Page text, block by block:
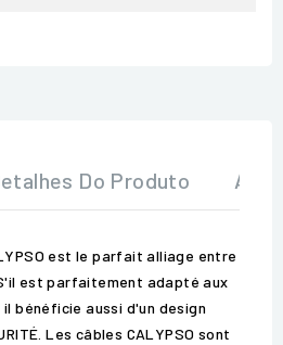
Do Produto
est le parfait alliage entre
est parfaitement adapté aux
bénéficie aussi d'un design
Les câbles CALYPSO sont